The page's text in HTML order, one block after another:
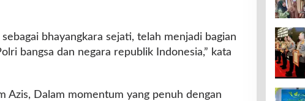
bhayangkara sejati, telah menjadi bagian
bangsa dan negara republik Indonesia,” kata
Azis, Dalam momentum yang penuh dengan